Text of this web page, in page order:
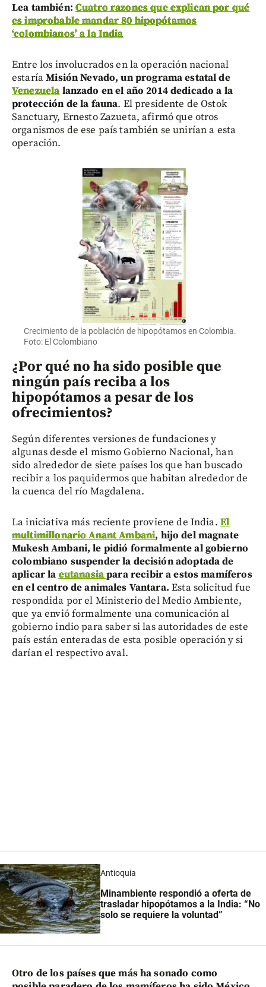
Lea también: Cuatro razones que explican por qué
es improbable mandar 80 hipopótamos
‘colombianos’ a la India
Entre los involucrados en la operación nacional
estaríaMisión Nevado, un programa estatal de
Venezuela lanzado en el año 2014 dedicado a la
protección de la fauna. El presidente de Ostok
Sanctuary, Ernesto Zazueta, afirmó que otros
organismos de ese país también se unirían a esta
operación.
Crecimiento de la población de hipopótamos en Colombia.
Foto: El Colombiano
¿Por qué no ha sido posible que
ningún país reciba a los
hipopótamos a pesar de los
ofrecimientos?
Según diferentes versiones de fundaciones y
algunas desde el mismo Gobierno Nacional, han
sido alrededor de siete países los que han buscado
recibir a los paquidermos que habitan alrededor de
la cuenca del río Magdalena.
La iniciativa más reciente proviene de India. El
multimillonario Anant Ambani, hijo del magnate
Mukesh Ambani, le pidió formalmente al gobierno
colombiano suspender la decisión adoptada de
aplicar la eutanasiapara recibir a estos mamíferos
en el centro de animales Vantara. Esta solicitud fue
respondida por el Ministerio del Medio Ambiente,
que ya envió formalmente una comunicación al
gobierno indio para saber si las autoridades de este
país están enteradas de esta posible operación y si
darían el respectivo aval.
Antioquia
Minambiente respondió a oferta de
trasladar hipopótamos a la India: “No
solo se requiere la voluntad”
Otro de los países que más ha sonado como